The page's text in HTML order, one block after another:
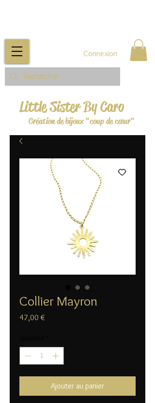
Little Sister By Caro
Création de bijoux "coup de cœur"
Connexion
Collier Mayron
47,00 €
Ajouter au panier